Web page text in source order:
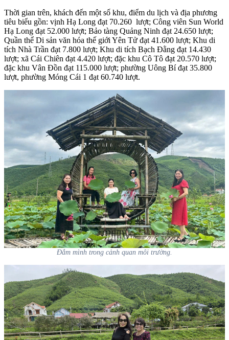
Thời gian trên, khách đến một số khu, điểm du lịch và địa phương
tiêu biểu gồn: vịnh Hạ Long đạt 70.260 lượt; Công viên Sun World
Hạ Long đạt 52.000 lượt; Bảo tàng Quảng Ninh đạt 24.650 lượt;
Quần thể Di sản văn hóa thế giới Yên Tử đạt 41.600 lượt; Khu di
tích Nhà Trần đạt 7.800 lượt; Khu di tích Bạch Đằng đạt 14.430
lượt; xã Cái Chiên đạt 4.420 lượt; đặc khu Cô Tô đạt 20.570 lượt;
đặc khu Vân Đồn đạt 115.000 lượt; phường Uông Bí đạt 35.800
lượt, phường Móng Cái 1 đạt 60.740 lượt.
Đắm mình trong cảnh quan môi trường.